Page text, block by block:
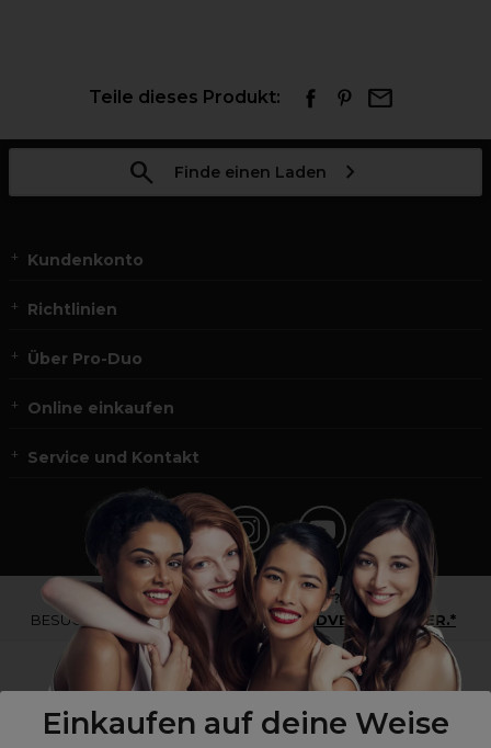
Einkaufen auf deine Weise
Teile dieses Produkt:
Finde einen Laden
Kundenkonto
Richtlinien
Über Pro-Duo
Online einkaufen
Service und Kontakt
*Du bist kein Profikunde?
BESUCHE
UNSERE WEBSEITE FÜR ENDVERBRAUCHER.*